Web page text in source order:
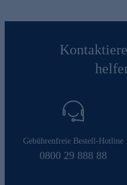
Gebührenfreie Bestell-Hotline
0800 29 888 88